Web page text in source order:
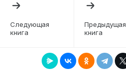
доступны в одной книге!
7
Следующая
книга
Предыдущая
книга